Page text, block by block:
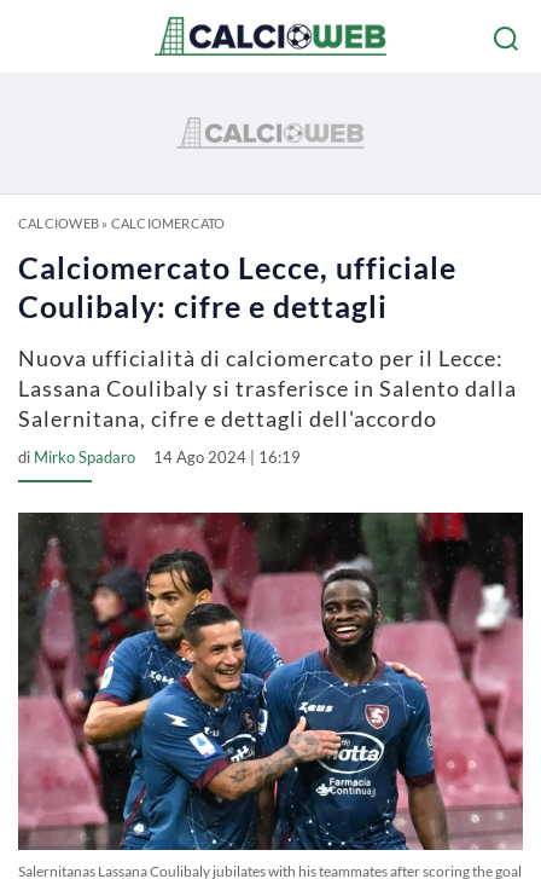
CALCIOWEB» CALCIOMERCATO
Calciomercato Lecce, ufficiale
Coulibaly: cifre e dettagli
Nuova ufficialità di calciomercato per il Lecce:
Lassana Coulibaly si trasferisce in Salento dalla
Salernitana, cifre e dettagli dell'accordo
di Mirko Spadaro 14 Ago 2024 | 16:19
Salernitanas Lassana Coulibaly jubilates with his teammates after scoring the goal